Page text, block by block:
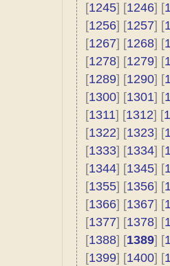
[1245] [1246] [
[1256] [1257] [
[1267] [1268] [
[1278] [1279] [
[1289] [1290] [
[1300] [1301] [
[1311] [1312] [
[1322] [1323] [
[1333] [1334] [
[1344] [1345] [
[1355] [1356] [
[1366] [1367] [
[1377] [1378] [
[1388] [1389] [
[1399] [1400] [